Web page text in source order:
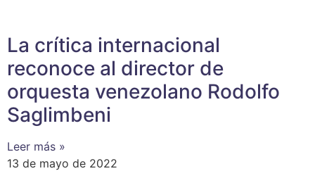
La crítica internacional
reconoce al director de
orquesta venezolano Rodolfo
Saglimbeni
Leer más »
13 de mayo de 2022